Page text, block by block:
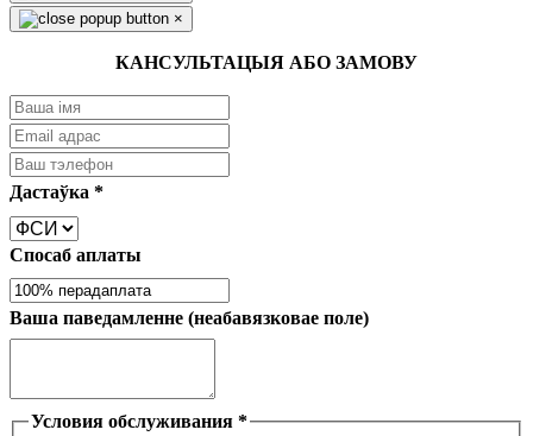
×
КАНСУЛЬТАЦЫЯ АБО ЗАМОВУ
Дастаўка *
Спосаб аплаты
Ваша паведамленне (неабавязковае поле)
Условия обслуживания *